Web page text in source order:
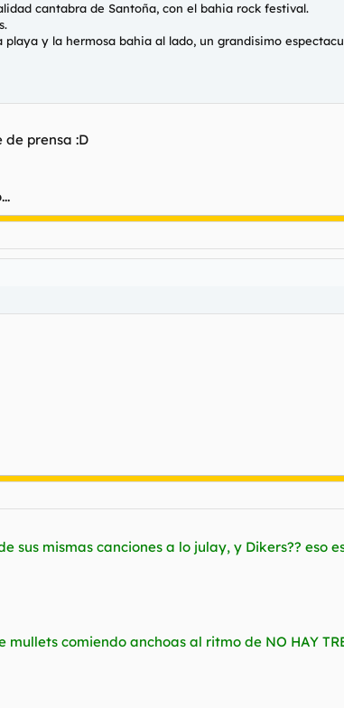
cantabra de Santoña, con el bahia rock festival.
y la hermosa bahia al lado, un grandisimo
prensa :D
sus mismas canciones a lo julay, y Dikers?? eso
comiendo anchoas al ritmo de NO HAY